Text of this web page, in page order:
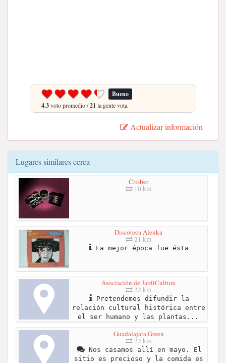
Bueno
4.3voto promedio /21 la gente vota.
Actualizar información
Lugares similares cerca
Crisber
10 km
Discoteca Alenka
21 km
La mejor época fue ésta
Asociación de JardiCultura
22 km
Pretendemos difundir la
relación cultural histórica entre
el ser humano y las plantas...
Guadalajara Green
22 km
Nos casamos allí en mayo. El
sitio es precioso y la comida es